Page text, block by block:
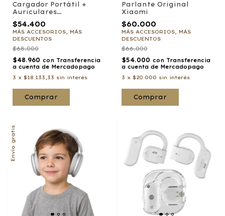
Cargador Portátil +
Auriculares
inalámbricos
$54.400
MÁS ACCESORIOS, MÁS
DESCUENTOS
$68.000
$48.960 con Transferencia
a cuenta de Mercadopago
3 x $18.133,33 sin interés
Parlante Original
Xiaomi
$60.000
MÁS ACCESORIOS, MÁS
DESCUENTOS
$66.000
$54.000 con Transferencia
a cuenta de Mercadopago
3 x $20.000 sin interés
Envío gratis